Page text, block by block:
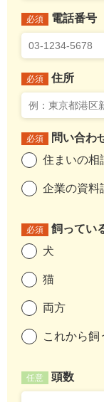
必須 電話番号
必須 住所
必須
問い合わ
住まいの相
企業の資料
必須
飼ってい
犬
猫
両方
これから飼
任意 頭数